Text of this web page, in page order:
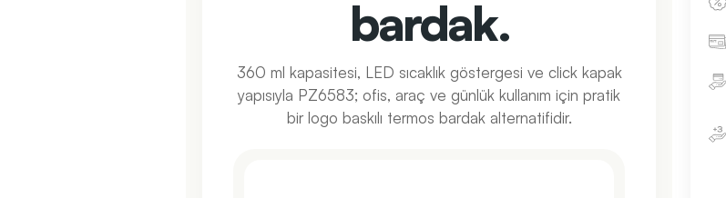
bardak.
360 ml kapasitesi, LED sıcaklık göstergesi ve click kapak
yapısıyla PZ6583; ofis, araç ve günlük kullanım için pratik
bir logo baskılı termos bardak alternatifidir.